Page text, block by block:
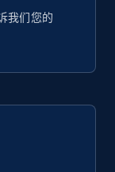
我们您的